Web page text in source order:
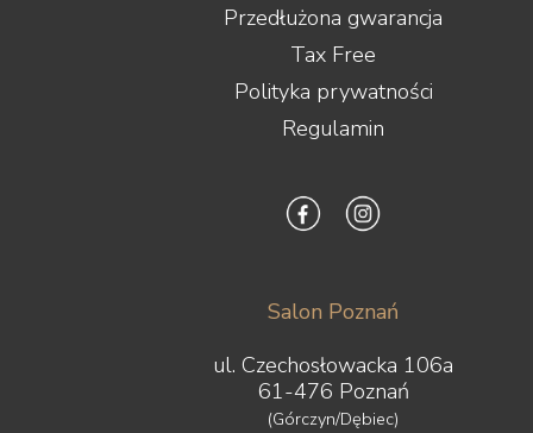
Przedłużona gwarancja
Tax Free
Polityka prywatności
Regulamin
Salon Poznań
ul. Czechosłowacka 106a
61-476 Poznań
(Górczyn/Dębiec)